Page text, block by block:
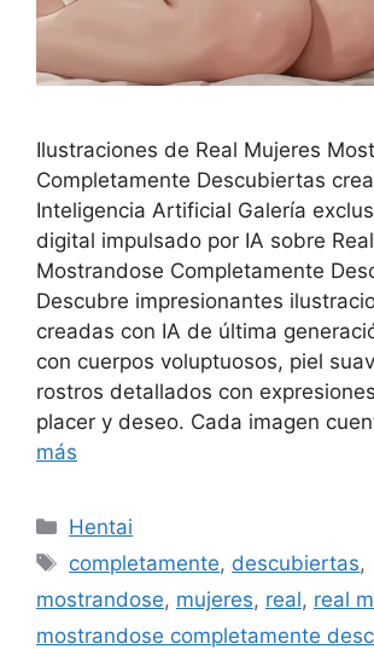
Ilustraciones de Real Mujeres
Completamente Descubiertas
Inteligencia Artificial Galería
digital impulsado por IA sobre
Mostrandose Completamente
Descubre impresionantes
creadas con IA de última
con cuerpos voluptuosos, piel
rostros detallados con
placer y deseo. Cada imagen
más
Categorías
Hentai
Etiquetas
completamente, descubiertas,
mostrandose, mujeres, real, real
mostrandose completamente